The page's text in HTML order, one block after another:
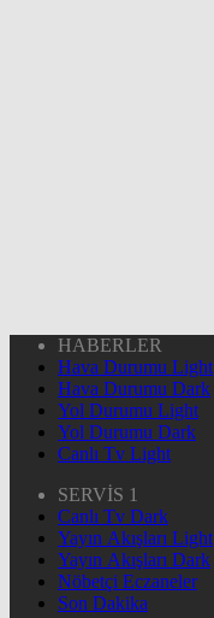
HABERLER
Hava Durumu Light
Hava Durumu Dark
Yol Durumu Light
Yol Durumu Dark
Canlı Tv Light
SERVİS 1
Canlı Tv Dark
Yayın Akışları Light
Yayın Akışları Dark
Nöbetçi Eczaneler
Son Dakika